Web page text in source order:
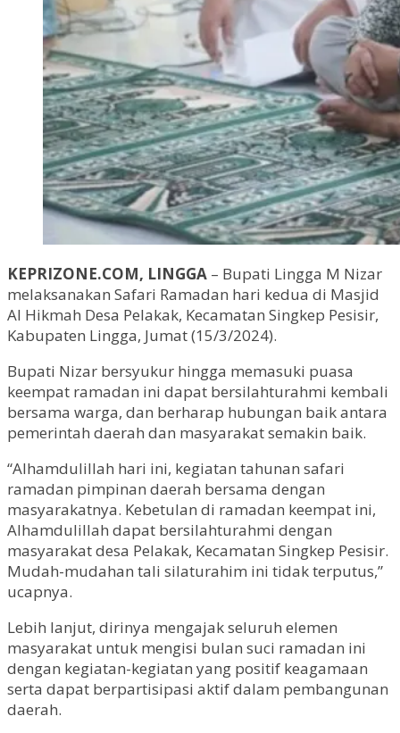
KEPRIZONE.COM, LINGGA – Bupati Lingga M Nizar
melaksanakan Safari Ramadan hari kedua di Masjid
Al Hikmah Desa Pelakak, Kecamatan Singkep Pesisir,
Kabupaten Lingga, Jumat (15/3/2024).
Bupati Nizar bersyukur hingga memasuki puasa
keempat ramadan ini dapat bersilahturahmi kembali
bersama warga, dan berharap hubungan baik antara
pemerintah daerah dan masyarakat semakin baik.
“Alhamdulillah hari ini, kegiatan tahunan safari
ramadan pimpinan daerah bersama dengan
masyarakatnya. Kebetulan di ramadan keempat ini,
Alhamdulillah dapat bersilahturahmi dengan
masyarakat desa Pelakak, Kecamatan Singkep Pesisir.
Mudah-mudahan tali silaturahim ini tidak terputus,”
ucapnya.
Lebih lanjut, dirinya mengajak seluruh elemen
masyarakat untuk mengisi bulan suci ramadan ini
dengan kegiatan-kegiatan yang positif keagamaan
serta dapat berpartisipasi aktif dalam pembangunan
daerah.